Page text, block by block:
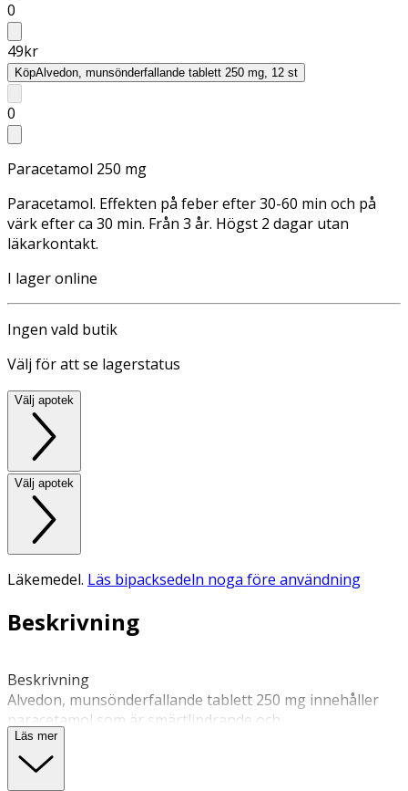
0
49kr
KöpAlvedon, munsönderfallande tablett 250 mg, 12 st
0
Paracetamol 250 mg
Paracetamol. Effekten på feber efter 30-60 min och på
värk efter ca 30 min. Från 3 år. Högst 2 dagar utan
läkarkontakt.
I lager online
Ingen vald butik
Välj för att se lagerstatus
Välj apotek
Välj apotek
Läkemedel. Läs bipacksedeln noga före användning
Beskrivning
Beskrivning
Alvedon, munsönderfallande tablett 250 mg innehåller
paracetamol som är smärtlindrande och
febernedsättande. Alvedon används för behandling av
tillfällig feber- och lindrar smärta, exempelvis feber vid
Läs mer